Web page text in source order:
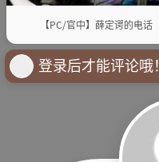
【PC/官中】薛定谔的电话
登录后才能评论哦！